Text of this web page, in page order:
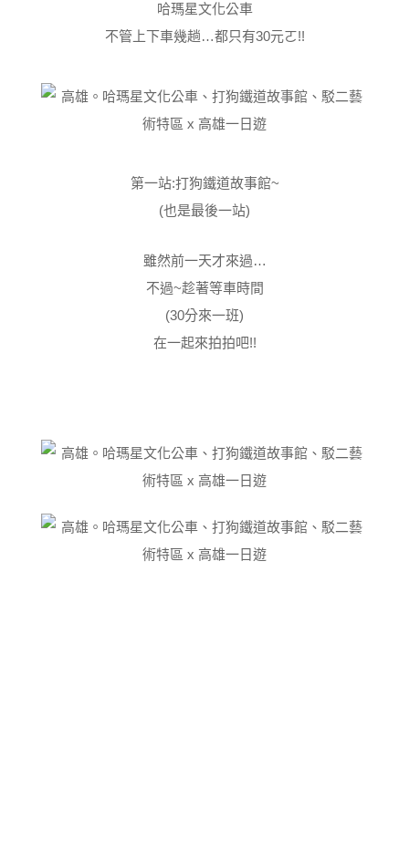
哈瑪星文化公車
不管上下車幾趟…都只有30元ㄛ!!
第一站:打狗鐵道故事館~
(也是最後一站)
雖然前一天才來過…
不過~趁著等車時間
(30分來一班)
在一起來拍拍吧!!